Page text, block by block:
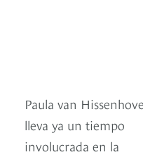
Paula van
lleva ya un tiempo
involucrada en la